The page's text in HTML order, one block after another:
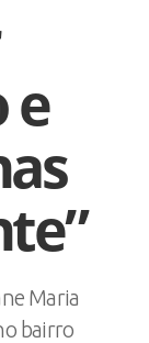
e
Maria
bairro